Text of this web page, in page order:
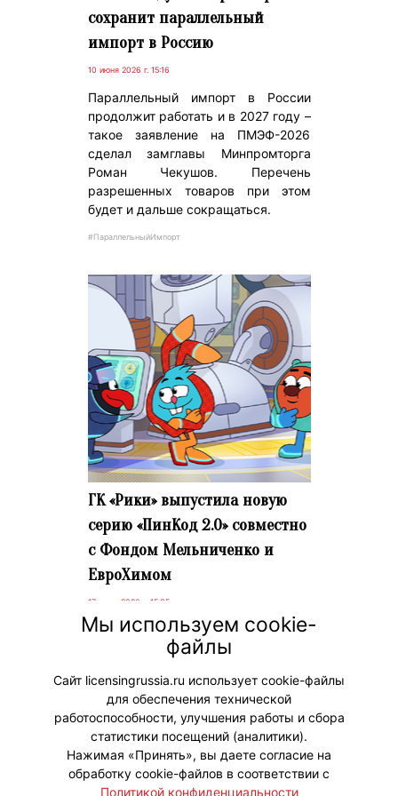
сохранит параллельный
импорт в Россию
10 июня 2026 г. 15:16
Параллельный импорт в России
продолжит работать и в 2027 году –
такое заявление на ПМЭФ-2026
сделал замглавы Минпромторга
Роман Чекушов. Перечень
разрешенных товаров при этом
будет и дальше сокращаться.
#ПараллельныйИмпорт
ГК «Рики» выпустила новую
серию «ПинКод 2.0» совместно
с Фондом Мельниченко и
ЕвроХимом
17 июня 2026 г. 15:35
Эпизод «Морковка-чемпион»
посвящен использованию
сельском хозяйстве.
Мы используем cookie-
файлы
Сайт licensingrussia.ru использует cookie-файлы
для обеспечения технической
работоспособности, улучшения работы и сбора
статистики посещений (аналитики).
Нажимая «Принять», вы даете согласие на
обработку cookie-файлов в соответствии с
Политикой конфиденциальности